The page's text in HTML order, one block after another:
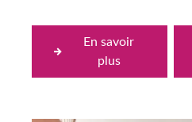
En savoir
plus